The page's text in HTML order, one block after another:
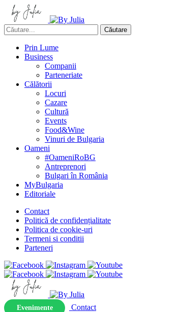
Căutare
Prin Lume
Business
Companii
Parteneriate
Călătorii
Locuri
Cazare
Cultură
Events
Food&Wine
Vinuri de Bulgaria
Oameni
#OameniRoBG
Antreprenori
Bulgari în România
MyBulgaria
Editoriale
Contact
Politică de confidențialitate
Politica de cookie-uri
Termeni si conditii
Parteneri
Evenimente Contact